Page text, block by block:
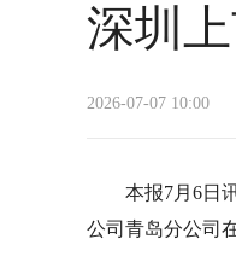
深圳
2026-07-07 10:00
本报7月6日
公司青岛分公司